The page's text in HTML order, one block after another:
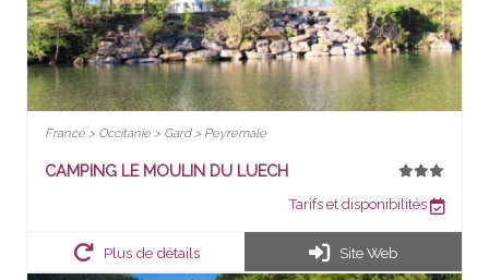
France > Occitanie > Gard > Peyremale
CAMPING LE MOULIN DU LUECH
Tarifs et disponibilités
Plus de détails Site Web